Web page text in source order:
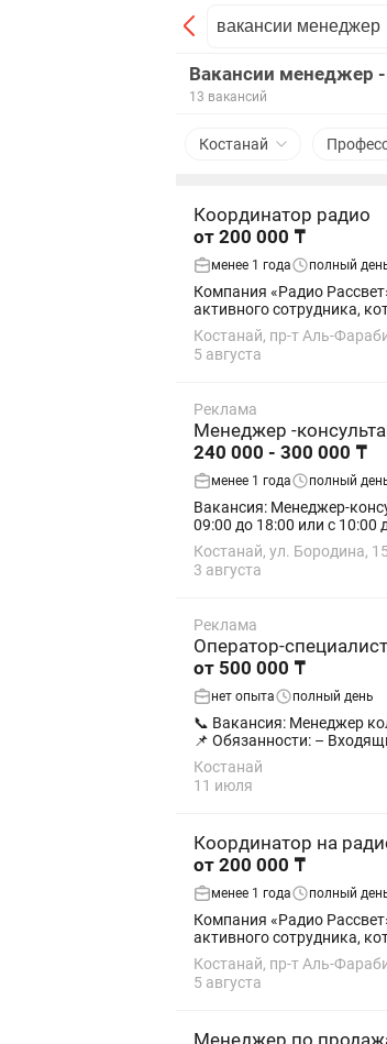
Вакансии менеджер -
13 вакансий
Костанай
Координатор радио
от 200 000 ₸
менее 1 года полный
Компания «Радио Рассвет»
активного сотрудника,
Костанай, пр-т Аль-
5 августа
Реклама
Менеджер -
240 000 - 300 000 ₸
менее 1 года полный
Вакансия: Менеджер-консультант Заработная плата: от 240 000 до 300 000 тг (оклад + бонусы) График работы:
09:00 до 18:00 или с 10:00
Костанай, ул. Бородина,
3 августа
Реклама
Оператор-
от 500 000 ₸
нет опыта полный день
📞 Вакансия: Менеджер колл-
📌 Обязанности: –
Костанай
11 июля
Координатор на
от 200 000 ₸
менее 1 года полный
Компания «Радио Рассвет»
активного сотрудника,
Костанай, пр-т Аль-
5 августа
Менеджер по